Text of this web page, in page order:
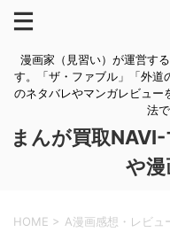
漫画家（見習い）が運営す
す。「ザ・ファブル」「外道
のネタバレやマンガレビュー
法
まんが買取
や
HOME > A漫画感想・レビュ